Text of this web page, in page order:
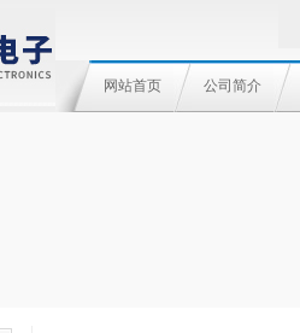
网站首页 公司简介